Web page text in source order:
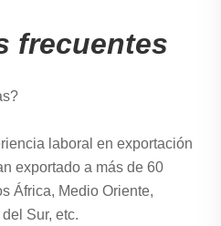
frecuentes
laboral en exportación
exportado a más de 60
África, Medio Oriente,
Sur, etc.